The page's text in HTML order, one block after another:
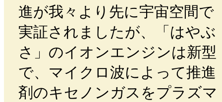
進が我々より先に宇宙空間で
実証されましたが、「はやぶ
さ」のイオンエンジンは新型
で、マイクロ波によって推進
剤のキセノンガスをプラズマ